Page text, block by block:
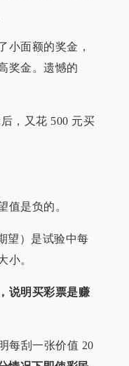
小面额的奖金，
奖金。遗憾的
，又花 500 元买
值是负的。
望）是试验中每
小。
说明买彩票是赚
每刮一张价值 20